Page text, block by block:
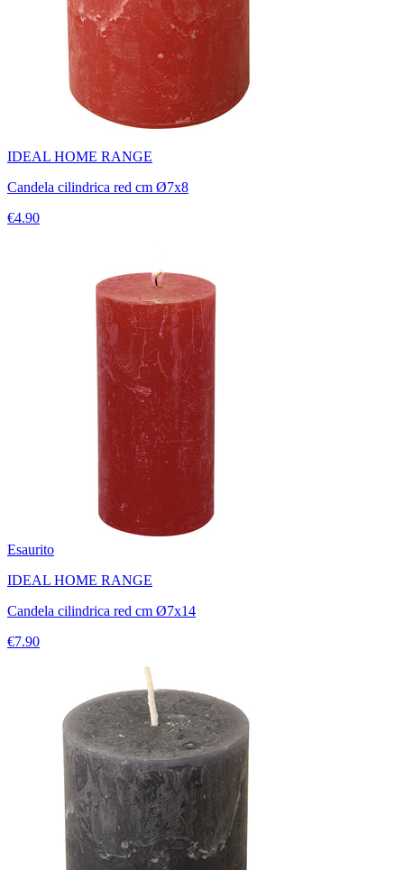
IDEAL HOME RANGE
Candela cilindrica red cm Ø7x8
€4.90
Esaurito
IDEAL HOME RANGE
Candela cilindrica red cm Ø7x14
€7.90